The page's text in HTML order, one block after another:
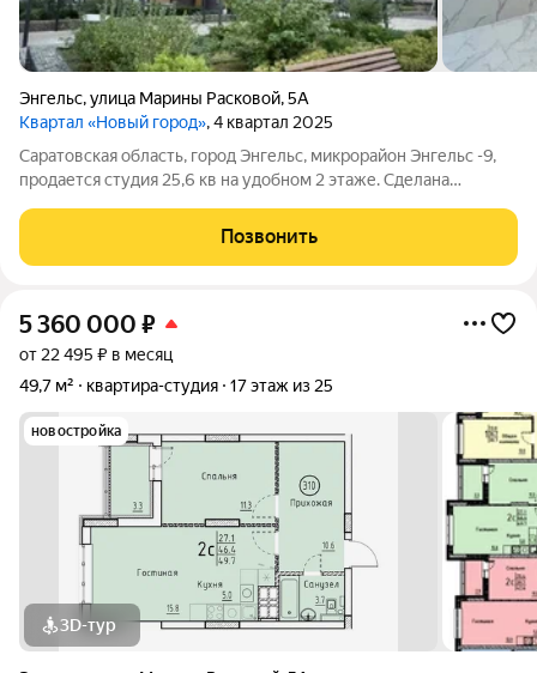
Энгельс,улица Марины Расковой,5А
Квартал «Новый город», 4 квартал 2025
Саратовская область, город Энгельс, микрорайон Энгельс -9,
продается студия 25,6 кв на удобном 2 этаже. Сделана
санузле, балкон застеклен. Идут ремонтные работы в ходе
которых цена может
Позвонить
5 360 000 ₽
от 22 495 ₽ в месяц
49,7 м²
квартира-студия 17 этаж из 25
новостройка
3D-тур